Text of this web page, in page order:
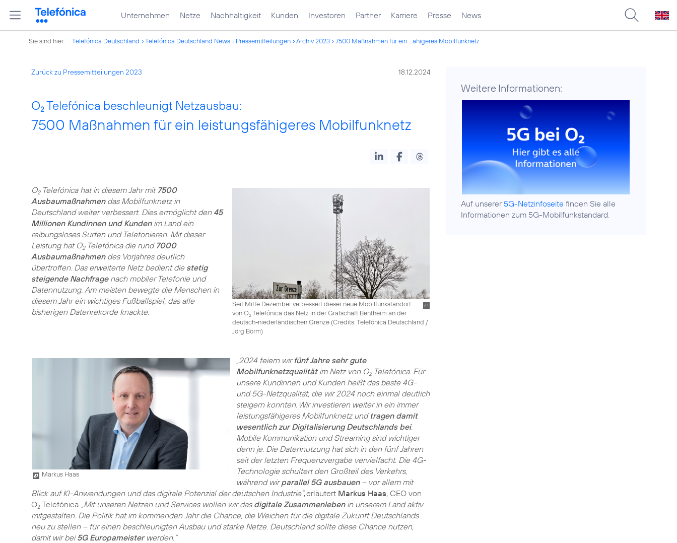
Unternehmen Netze Nachhaltigkeit Kunden Investoren Partner Karriere Presse News
Sie sind hier: Telefónica Deutschland Telefónica Deutschland News Pressemitteilungen Archiv 2023 7500 Maßnahmen für ein ...ähigeres Mobilfunknetz
Zurück zu Pressemitteilungen 2023 18.12.2024
O2 Telefónica beschleunigt Netzausbau:
7500 Maßnahmen für ein leistungsfähigeres Mobilfunknetz
Seit Mitte Dezember verbessert dieser neue Mobilfunkstandort
von O2Telefónica das Netz in der Grafschaft Bentheim an der
deutsch-niederländischen Grenze (Credits: Telefónica Deutschland /
Jörg Borm)
O2Telefónica hat in diesem Jahr mit 7500
Ausbaumaßnahmendas Mobilfunknetz in
Deutschland weiter verbessert. Dies ermöglicht den 45
Millionen Kundinnen und Kundenim Land ein
reibungsloses Surfen und Telefonieren. Mit dieser
Leistung hat O2Telefónica die rund 7000
Ausbaumaßnahmendes Vorjahres deutlich
übertroffen. Das erweiterte Netz bedient die stetig
steigende Nachfragenach mobiler Telefonie und
Datennutzung. Am meisten bewegte die Menschen in
diesem Jahr ein wichtiges Fußballspiel, das alle
bisherigen Datenrekorde knackte.
Markus Haas
„2024 feiern wir fünf Jahre sehr gute
Mobilfunknetzqualitätim Netz von O2Telefónica. Für
unsere Kundinnen und Kunden heißt das beste 4G-
und 5G-Netzqualität, die wir 2024 noch einmal deutlich
steigern konnten. Wir investieren weiter in ein immer
leistungsfähigeres Mobilfunknetz und tragen damit
wesentlich zur Digitalisierung Deutschlands bei.
Mobile Kommunikation und Streaming sind wichtiger
denn je. Die Datennutzung hat sich in den fünf Jahren
seit der letzten Frequenzvergabe vervielfacht. Die 4G-
Technologie schultert den Großteil des Verkehrs,
während wirparallel 5G ausbauen– vor allem mit
Blick auf KI-Anwendungen und das digitale Potenzial der deutschen Industrie“, erläutert Markus Haas, CEO von
O2 Telefónica. „Mit unseren Netzen und Services wollen wir das digitale Zusammenlebenin unserem Land aktiv
mitgestalten. Die Politik hat im kommenden Jahr die Chance, die Weichen für die digitale Zukunft Deutschlands
neu zu stellen – für einen beschleunigten Ausbau und starke Netze. Deutschland sollte diese Chance nutzen,
damit wir bei5G Europameisterwerden.“
Weitere Informationen:
Auf unserer 5G-Netzinfoseite finden Sie alle
Informationen zum 5G-Mobilfunkstandard.